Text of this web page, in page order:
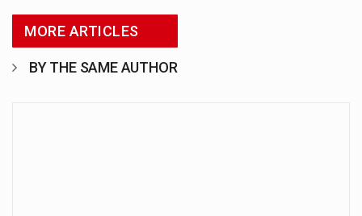
MORE ARTICLES
BY THE SAME AUTHOR